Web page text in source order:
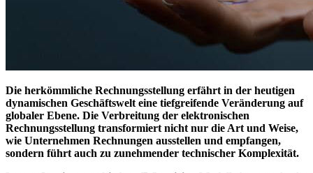
Die herkömmliche Rechnungsstellung erfährt in der heutigen
dynamischen Geschäftswelt eine tiefgreifende Veränderung auf
globaler Ebene. Die Verbreitung der elektronischen
Rechnungsstellung transformiert nicht nur die Art und Weise,
wie Unternehmen Rechnungen ausstellen und empfangen,
sondern führt auch zu zunehmender technischer Komplexität.